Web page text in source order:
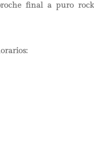
final a puro rock